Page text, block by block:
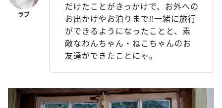
だけたことがきっかけで、お外への
お出かけやお泊りまで!!一緒に旅行
ができるようになったことと、素
敵なわんちゃん・ねこちゃんのお
友達ができたことにゃ。